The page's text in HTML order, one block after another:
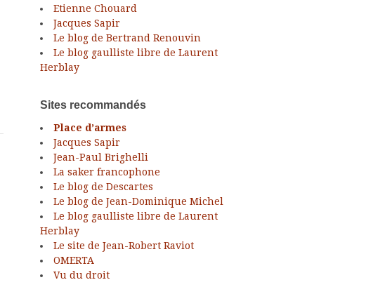
Etienne Chouard
Jacques Sapir
Le blog de Bertrand Renouvin
Le blog gaulliste libre de Laurent
Herblay
Sites recommandés
Place d’armes
Jacques Sapir
Jean-Paul Brighelli
La saker francophone
Le blog de Descartes
Le blog de Jean-Dominique Michel
Le blog gaulliste libre de Laurent
Herblay
Le site de Jean-Robert Raviot
OMERTA
Vu du droit